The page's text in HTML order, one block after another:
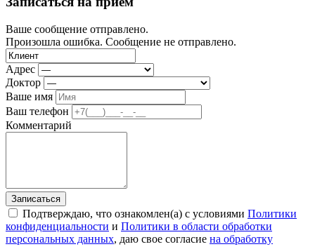
Ваше сообщение отправлено.
Произошла ошибка. Сообщение не отправлено.
Адрес
Доктор
Ваше имя
Ваш телефон
Комментарий
Записаться
Подтверждаю, что ознакомлен(а) с условиями Политики
конфиденциальности и Политики в области обработки
персональных данных, даю свое согласие на обработку